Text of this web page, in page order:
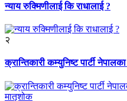
न्याय रुक्मिणीलाई कि राधालाई ?
२
क्रान्तिकारी कम्युनिष्ट पार्टी